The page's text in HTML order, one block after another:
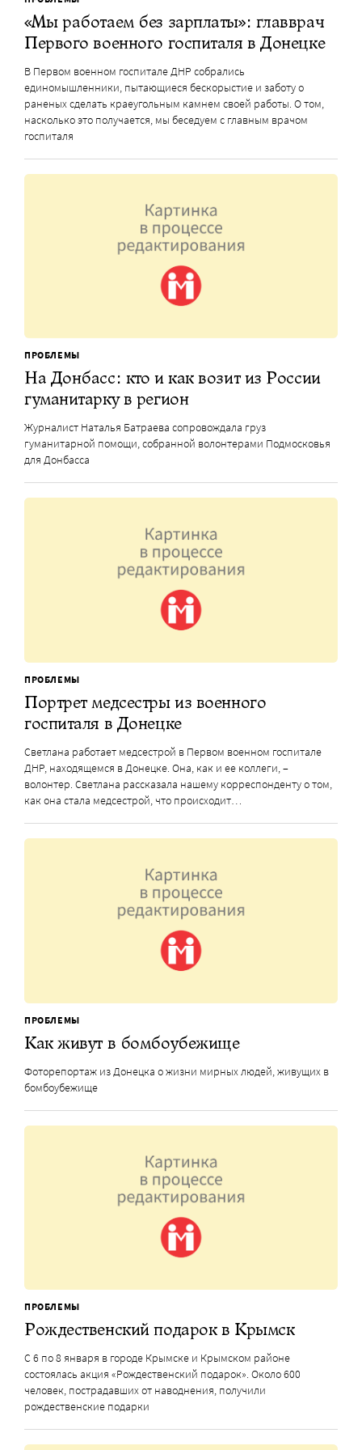
«Мы работаем без зарплаты»: главврач
Первого военного госпиталя в Донецке
В Первом военном госпитале ДНР собрались
единомышленники, пытающиеся бескорыстие и заботу о
раненых сделать краеугольным камнем своей работы. О том,
насколько это получается, мы беседуем с главным врачом
госпиталя
ПРОБЛЕМЫ
На Донбасс: кто и как возит из России
гуманитарку в регион
Журналист Наталья Батраева сопровождала груз
гуманитарной помощи, собранной волонтерами Подмосковья
для Донбасса
ПРОБЛЕМЫ
Портрет медсестры из военного
госпиталя в Донецке
Светлана работает медсестрой в Первом военном госпитале
ДНР, находящемся в Донецке. Она, как и ее коллеги, –
волонтер. Светлана рассказала нашему корреспонденту о том,
как она стала медсестрой, что происходит…
ПРОБЛЕМЫ
Как живут в бомбоубежище
Фоторепортаж из Донецка о жизни мирных людей, живущих в
бомбоубежище
ПРОБЛЕМЫ
Рождественский подарок в Крымск
С 6 по 8 января в городе Крымске и Крымском районе
состоялась акция «Рождественский подарок». Около 600
человек, пострадавших от наводнения, получили
рождественские подарки